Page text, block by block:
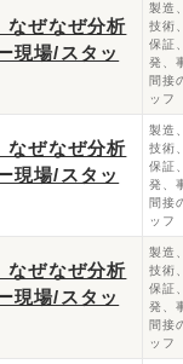
ぜなぜ分析
現場/スタッ
製造
技術
保証
発、
間接
ッフ
ぜなぜ分析
現場/スタッ
製造
技術
保証
発、
間接
ッフ
ぜなぜ分析
現場/スタッ
製造
技術
保証
発、
間接
ッフ